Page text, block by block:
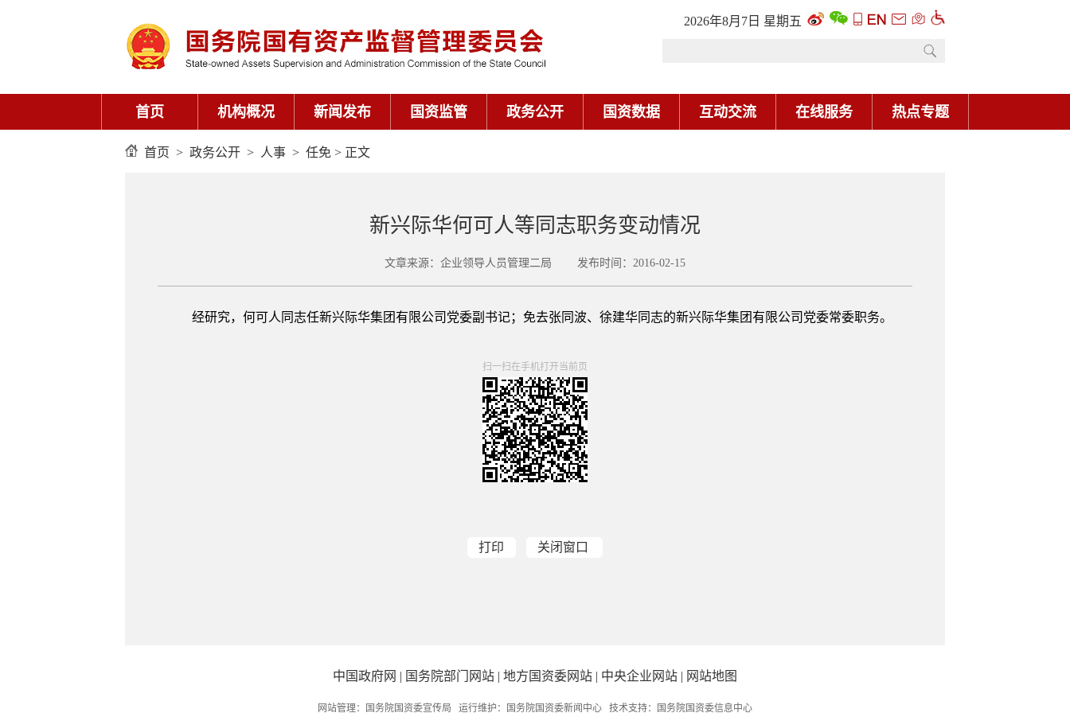
2026年8月7日 星期五
首页 机构概况 新闻发布 国资监管 政务公开 国资数据 互动交流 在线服务 热点专题
首页 > 政务公开 > 人事 > 任免 > 正文
新兴际华何可人等同志职务变动情况
文章来源：企业领导人员管理二局 发布时间：2016-02-15
经研究，何可人同志任新兴际华集团有限公司党委副书记；免去张同波、徐建华同志的新兴际华集团有限公司党委常委职务。
扫一扫在手机打开当前页
打印 关闭窗口